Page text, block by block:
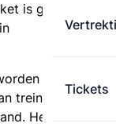
Tickets
is gebaseerd
treintickets
Het is